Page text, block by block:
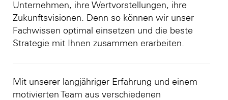
Unternehmen, ihre Wertvorstellungen, ihre
Zukunftsvisionen. Denn so können wir unser
Fachwissen optimal einsetzen und die beste
Strategie mit Ihnen zusammen erarbeiten.
Mit unserer langjähriger Erfahrung und einem
motivierten Team aus verschiedenen